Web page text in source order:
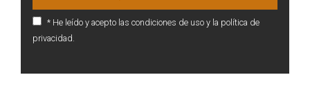
* He leído y acepto las condiciones de uso y la política de
privacidad.